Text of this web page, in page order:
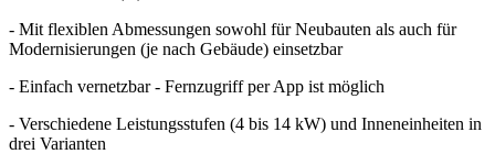
- Mit flexiblen Abmessungen sowohl für Neubauten als auch für
Modernisierungen (je nach Gebäude) einsetzbar
- Einfach vernetzbar - Fernzugriff per App ist möglich
- Verschiedene Leistungsstufen (4 bis 14 kW) und Inneneinheiten in
drei Varianten